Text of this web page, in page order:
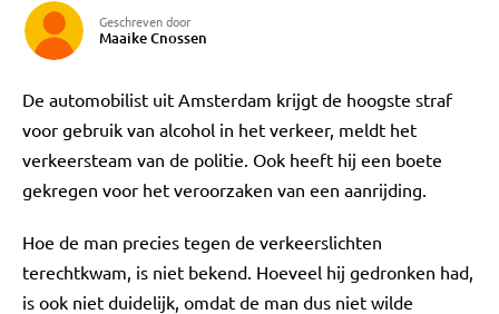
Geschreven door
Maaike Cnossen
De automobilist uit Amsterdam krijgt de hoogste straf
voor gebruik van alcohol in het verkeer, meldt het
verkeersteam van de politie. Ook heeft hij een boete
gekregen voor het veroorzaken van een aanrijding.
Hoe de man precies tegen de verkeerslichten
terechtkwam, is niet bekend. Hoeveel hij gedronken had,
is ook niet duidelijk, omdat de man dus niet wilde